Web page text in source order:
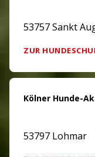
53757 Sankt
ZUR
Kölner Hunde-
53797 Lohmar